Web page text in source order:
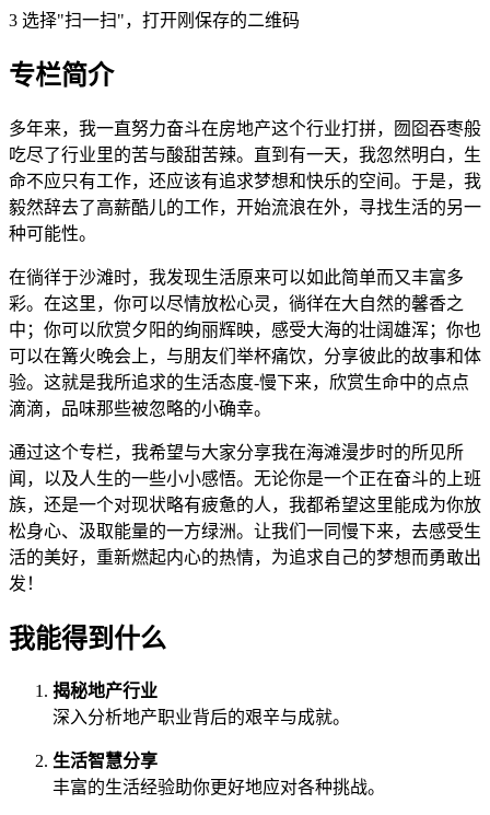
3 选择"扫一扫"，打开刚保存的二维码
专栏简介
多年来，我一直努力奋斗在房地产这个行业打拼，囫囵吞枣般
吃尽了行业里的苦与酸甜苦辣。直到有一天，我忽然明白，生
命不应只有工作，还应该有追求梦想和快乐的空间。于是，我
毅然辞去了高薪酷儿的工作，开始流浪在外，寻找生活的另一
种可能性。
在徜徉于沙滩时，我发现生活原来可以如此简单而又丰富多
彩。在这里，你可以尽情放松心灵，徜徉在大自然的馨香之
中；你可以欣赏夕阳的绚丽辉映，感受大海的壮阔雄浑；你也
可以在篝火晚会上，与朋友们举杯痛饮，分享彼此的故事和体
验。这就是我所追求的生活态度-慢下来，欣赏生命中的点点
滴滴，品味那些被忽略的小确幸。
通过这个专栏，我希望与大家分享我在海滩漫步时的所见所
闻，以及人生的一些小小感悟。无论你是一个正在奋斗的上班
族，还是一个对现状略有疲惫的人，我都希望这里能成为你放
松身心、汲取能量的一方绿洲。让我们一同慢下来，去感受生
活的美好，重新燃起内心的热情，为追求自己的梦想而勇敢出
发！
我能得到什么
揭秘地产行业
深入分析地产职业背后的艰辛与成就。
生活智慧分享
丰富的生活经验助你更好地应对各种挑战。